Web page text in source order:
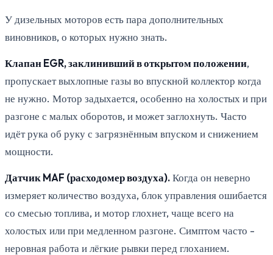
У дизельных моторов есть пара дополнительных
виновников, о которых нужно знать.
Клапан EGR, заклинивший в открытом положении,
пропускает выхлопные газы во впускной коллектор когда
не нужно. Мотор задыхается, особенно на холостых и при
разгоне с малых оборотов, и может заглохнуть. Часто
идёт рука об руку с загрязнённым впуском и снижением
мощности.
Датчик MAF (расходомер воздуха).Когда он неверно
измеряет количество воздуха, блок управления ошибается
со смесью топлива, и мотор глохнет, чаще всего на
холостых или при медленном разгоне. Симптом часто -
неровная работа и лёгкие рывки перед глоханием.